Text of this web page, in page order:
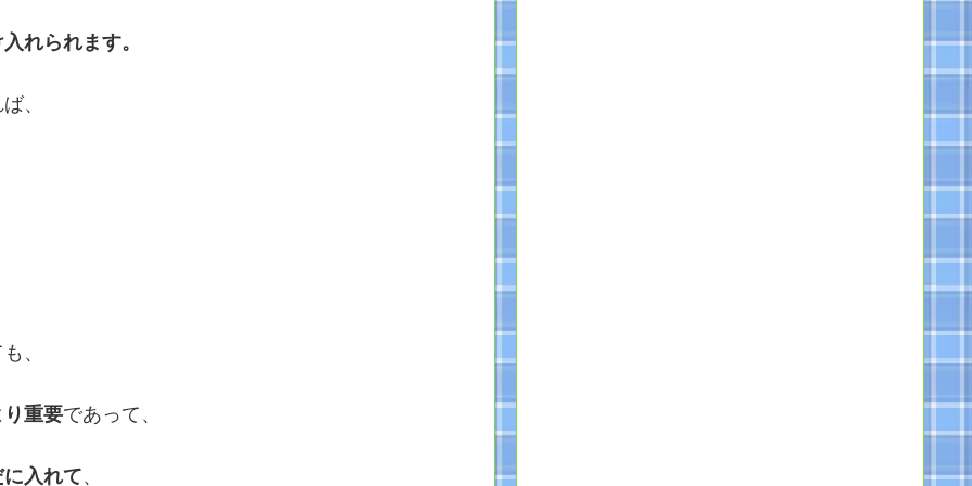
れられます。
、
、
重要であって、
入れて、